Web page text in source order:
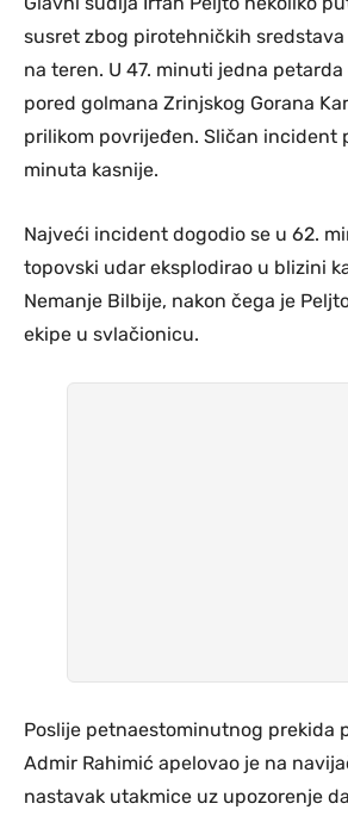
susret zbog pirotehničkih
na teren. U 47. minuti jedna
pored golmana Zrinjskog Gorana
prilikom povrijeđen. Sličan incident
minuta kasnije.
Najveći incident dogodio se u 62.
topovski udar eksplodirao u blizini
Nemanje Bilbije, nakon čega je
ekipe u svlačionicu.
Poslije petnaestominutnog prekida
Admir Rahimić apelovao je na
nastavak utakmice uz upozorenje